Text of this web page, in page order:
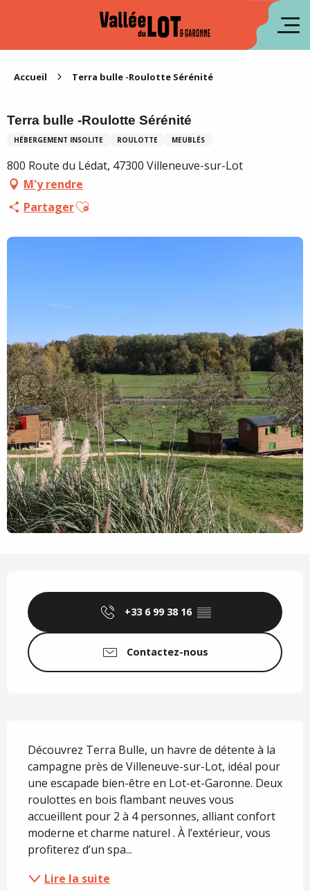
Accueil Terra bulle -Roulotte Sérénité
Terra bulle -Roulotte Sérénité
HÉBERGEMENT INSOLITE ROULOTTE MEUBLÉS
800 Route du Lédat, 47300 Villeneuve-sur-Lot
M'y rendre
PartagerAjouter aux favoris
+33 6 99 38 16 ▒▒
Contactez-nous
Découvrez Terra Bulle, un havre de détente à la
campagne près de Villeneuve-sur-Lot, idéal pour
une escapade bien-être en Lot-et-Garonne. Deux
roulottes en bois flambant neuves vous
accueillent pour 2 à 4 personnes, alliant confort
moderne et charme naturel . À l’extérieur, vous
profiterez d’un spa...
Lire la suite